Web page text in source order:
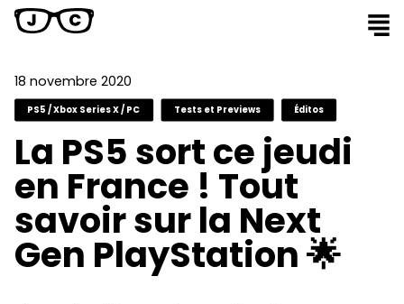
18 novembre 2020
PS5 / Xbox Series X / PC Tests et Previews Éditos
La PS5 sort ce jeudi
en France ! Tout
savoir sur la Next
Gen PlayStation 🌟